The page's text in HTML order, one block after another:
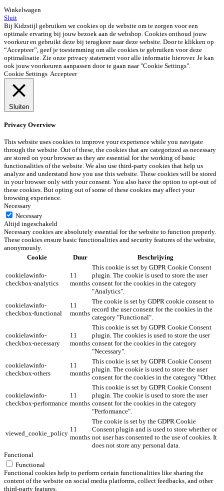
Winkelwagen
Sluit
Bij Kidzstijl gebruiken we cookies op de website om te zorgen voor een
optimale ervaring bij jouw bezoek aan de webshop. Cookies onthoud jouw
voorkeur en gebruikt deze bij terugkeer naar deze website. Door te klikken op
“Accepteer”, geef je toestemming om alle cookies te gebruiken voor deze
optimalisatie. Zie onze privacy statement voor alle informatie hierover. Je kan
ook jouw voorkeuren aanpassen door te gaan naar "Cookie Settings".
Cookie Settings Accepteer
Sluiten
Privacy Overview
This website uses cookies to improve your experience while you navigate
through the website. Out of these, the cookies that are categorized as necessary
are stored on your browser as they are essential for the working of basic
functionalities of the website. We also use third-party cookies that help us
analyze and understand how you use this website. These cookies will be stored
in your browser only with your consent. You also have the option to opt-out of
these cookies. But opting out of some of these cookies may affect your
browsing experience.
Necessary
Necessary
Altijd ingeschakeld
Necessary cookies are absolutely essential for the website to function properly.
These cookies ensure basic functionalities and security features of the website,
anonymously.
Cookie
Duur Beschrijving
cookielawinfo-
checkbox-analytics
11
months
This cookie is set by GDPR Cookie Consent
plugin. The cookie is used to store the user
consent for the cookies in the category
"Analytics".
cookielawinfo-
checkbox-functional
11
months
The cookie is set by GDPR cookie consent to
record the user consent for the cookies in the
category "Functional".
cookielawinfo-
checkbox-necessary
11
months
This cookie is set by GDPR Cookie Consent
plugin. The cookies is used to store the user
consent for the cookies in the category
"Necessary".
cookielawinfo-
checkbox-others
11
months
This cookie is set by GDPR Cookie Consent
plugin. The cookie is used to store the user
consent for the cookies in the category "Other.
cookielawinfo-
checkbox-performance
11
months
This cookie is set by GDPR Cookie Consent
plugin. The cookie is used to store the user
consent for the cookies in the category
"Performance".
viewed_cookie_policy
11
months
The cookie is set by the GDPR Cookie
Consent plugin and is used to store whether or
not user has consented to the use of cookies. It
does not store any personal data.
Functional
Functional
Functional cookies help to perform certain functionalities like sharing the
content of the website on social media platforms, collect feedbacks, and other
third-party features.